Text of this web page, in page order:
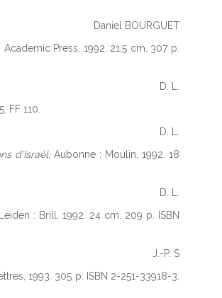
Daniel BOURGUET
Press, 1992. 21,5 cm. 307 p.
D. L.
FF 110.
D. L.
d’Israël, Aubonne : Moulin, 1992. 18
D. L.
: Brill, 1992. 24 cm. 209 p. ISBN
J.-P. S
1993. 305 p. ISBN 2-251-33918-3.